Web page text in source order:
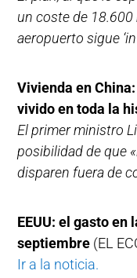
un coste de
aeropuerto sigue
Vivienda en
vivido en toda la
El primer ministro
posibilidad de que
disparen fuera de
EEUU: el gasto en
septiembre (EL
Ir a la noticia.